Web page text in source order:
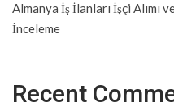
Almanya İş İlanları İşçi Alımı
İnceleme
Recent